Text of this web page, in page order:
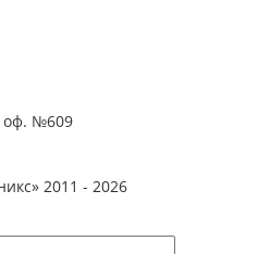
оф. №609
2011 - 2026